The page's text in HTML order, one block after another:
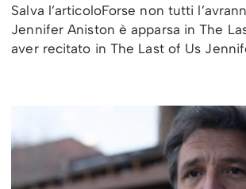
Salva l’articoloForse non tutti
Jennifer Aniston è apparsa in The
aver recitato in The Last of Us